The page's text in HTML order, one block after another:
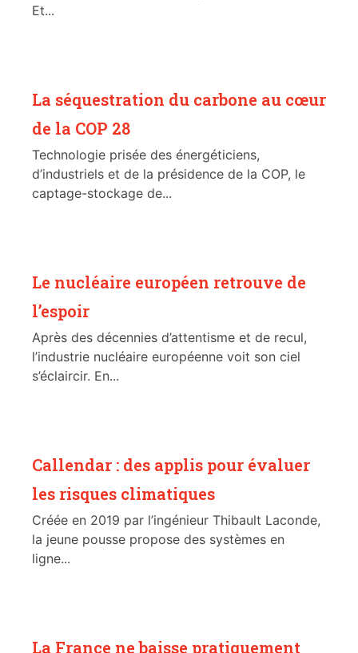
Et...
La séquestration du carbone au cœur
de la COP 28
Technologie prisée des énergéticiens,
d’industriels et de la présidence de la COP, le
captage-stockage de...
Le nucléaire européen retrouve de
l’espoir
Après des décennies d’attentisme et de recul,
l’industrie nucléaire européenne voit son ciel
s’éclaircir. En...
Callendar : des applis pour évaluer
les risques climatiques
Créée en 2019 par l’ingénieur Thibault Laconde,
la jeune pousse propose des systèmes en
ligne...
La France ne baisse pratiquement